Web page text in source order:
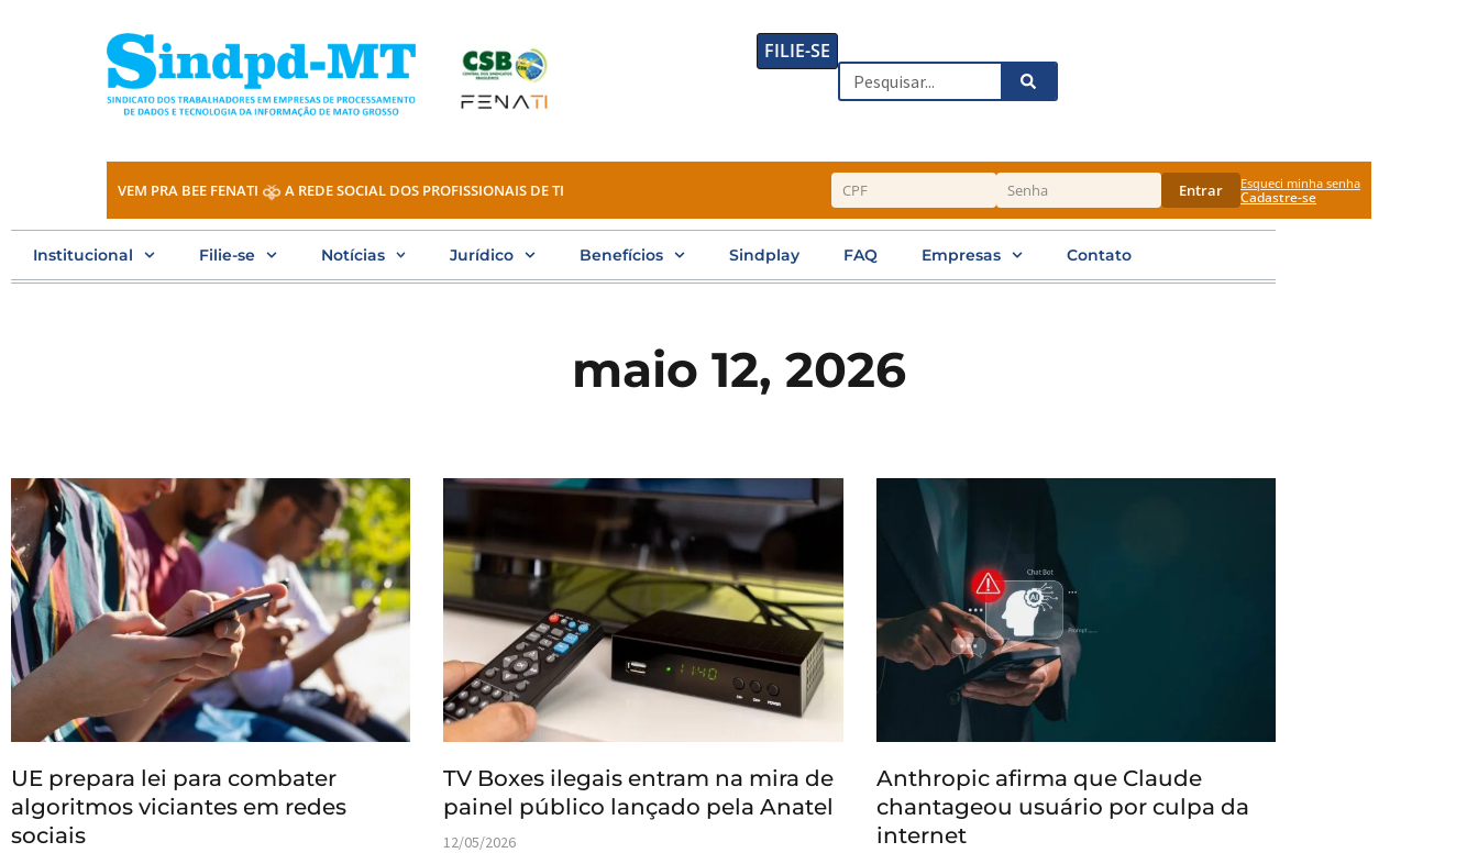
FILIE-SE
Search
VEM PRA BEE FENATI A REDE SOCIAL DOS PROFISSIONAIS DE TI Entrar Esqueci minha senha
Cadastre-se
Institucional Filie-se Notícias Jurídico Benefícios Sindplay FAQ Empresas Contato
maio 12, 2026
UE prepara lei para combater
algoritmos viciantes em redes
sociais
TV Boxes ilegais entram na mira de
painel público lançado pela Anatel
12/05/2026
Anthropic afirma que Claude
chantageou usuário por culpa da
internet
PagePage